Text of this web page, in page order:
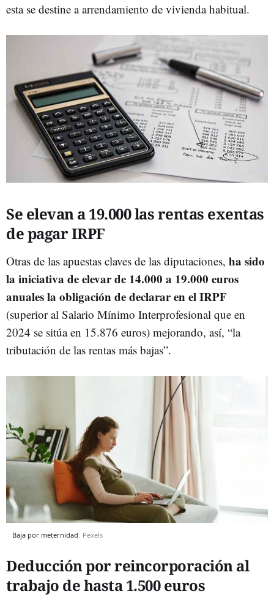
esta se destine a arrendamiento de vivienda habitual.
Se elevan a 19.000 las rentas exentas
de pagar IRPF
Otras de las apuestas claves de las diputaciones, ha sido
la iniciativa de elevar de 14.000 a 19.000 euros
anuales la obligación de declarar en el IRPF
(superior al Salario Mínimo Interprofesional que en
2024 se sitúa en 15.876 euros) mejorando, así, “la
tributación de las rentas más bajas”.
Baja por meternidad Pexels
Deducción por reincorporación al
trabajo de hasta 1.500 euros